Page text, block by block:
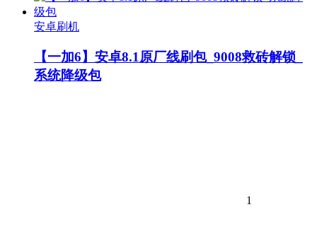
安卓刷机
【一加6】安卓8.1原厂线刷包_9008救砖解锁_
系统降级包
1